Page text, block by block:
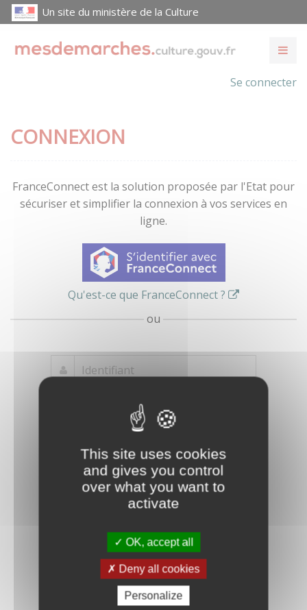
This site uses cookies
and gives you control
over what you want to
activate
OK, accept all
Deny all cookies
Personalize
Un site du ministère de la Culture
Se connecter
CONNEXION
FranceConnect est la solution proposée par l'Etat pour
sécuriser et simplifier la connexion à vos services en
ligne.
Qu'est-ce que FranceConnect ?
ou
oublié ?
compte
Connexion